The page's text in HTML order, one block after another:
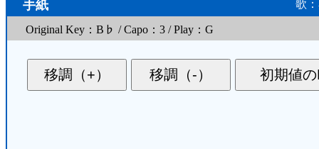
手紙 歌
Original Key：B♭ / Capo：3 / Play：G